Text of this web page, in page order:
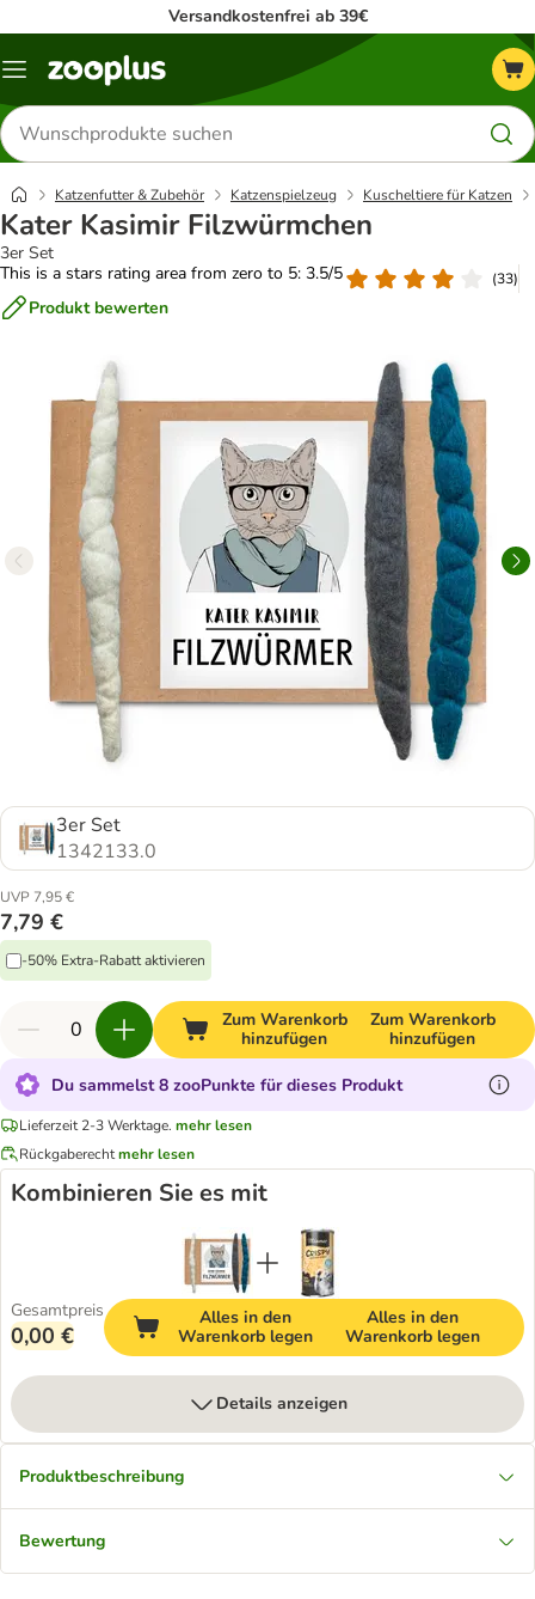
Versandkostenfrei ab 39€
Menü
Produkte
suchen
Katzenfutter & Zubehör Katzenspielzeug Kuscheltiere für Katzen
Kater Kasimir Filzwürmchen
3er Set
This is a stars rating area from zero to 5: 3.5/5
(33)
Produkt bewerten
3er Set
1342133.0
UVP 7,95 €
7,79 €
-50% Extra-Rabatt aktivieren
Zum Warenkorb
hinzufügen
Zum Warenkorb
hinzufügen
Du sammelst 8 zooPunkte für dieses Produkt
Lieferzeit 2-3 Werktage. mehr lesen
Rückgaberechtmehr lesen
Kombinieren Sie es mit
Gesamtpreis
0,00 €
Alles in den
Warenkorb legen
Alles in den
Warenkorb legen
Details anzeigen
Produktbeschreibung
Bewertung